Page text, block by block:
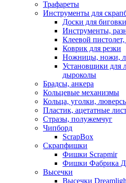
Трафареты
Инструменты для
Доски для
Инструменты,
Клеевой
Коврик для резки
Ножницы, ножи,
Установщики для
дыроколы
Брадсы, анкера
Кольцевые механизмы
Кольца, уголки,
Пластик, ацетатные
Стразы, полужемчуг
Чипборд
ScrapBox
Скрапфишки
Фишки Scrapmir
Фишки Фабрика
Высечки
Высечки